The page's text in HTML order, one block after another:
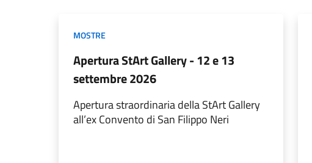
MOSTRE
Apertura StArt Gallery - 12 e 13
settembre 2026
Apertura straordinaria della StArt Gallery
all’ex Convento di San Filippo Neri